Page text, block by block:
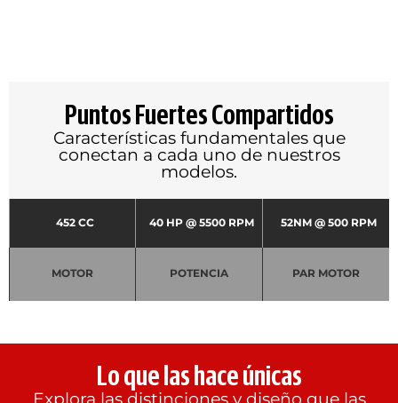
Puntos Fuertes Compartidos
Características fundamentales que
conectan a cada uno de nuestros
modelos.
452 CC 40 HP @ 5500 RPM 52NM @ 500 RPM
MOTOR POTENCIA PAR MOTOR
⁠Lo que las hace únicas
Explora las distinciones y diseño que las